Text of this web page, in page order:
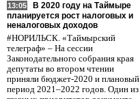
13:05
В 2020 году на Таймыре
планируется рост налоговых и
неналоговых доходов
#НОРИЛЬСК. «Таймырский
телеграф» – На сессии
Законодательного собрания края
депутаты во втором чтении
приняли бюджет-2020 и плановый
период 2021–2022 годов. Один из